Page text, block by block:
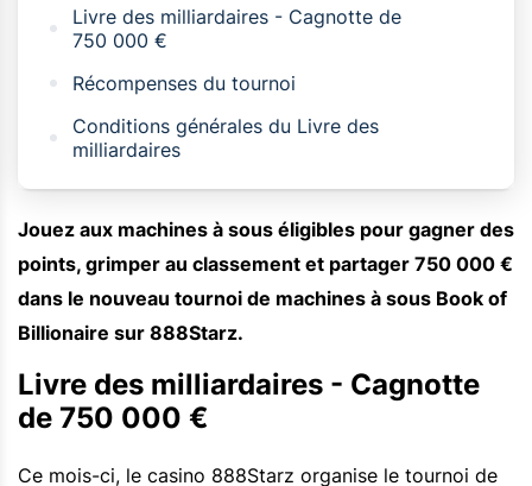
Livre des milliardaires - Cagnotte de
750 000 €
Récompenses du tournoi
Conditions générales du Livre des
milliardaires
Jouez aux machines à sous éligibles pour gagner des
points, grimper au classement et partager 750 000 €
dans le nouveau tournoi de machines à sous Book of
Billionaire sur 888Starz.
Livre des milliardaires - Cagnotte
de 750 000 €
Ce mois-ci, le casino 888Starz organise le tournoi de